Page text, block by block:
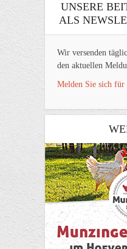
UNSERE
ALS
Wir versenden
den aktuellen
Melden Sie sich für